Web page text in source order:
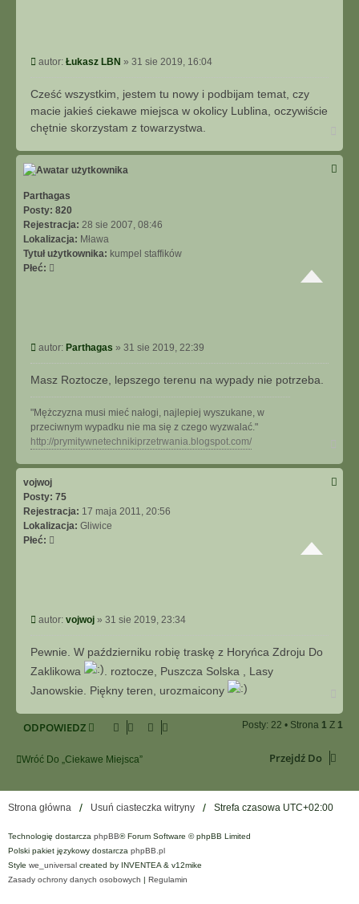
P
s
autor: Łukasz LBN » 31 sie 2019, 16:04
Cześć wszystkim, jestem tu nowy i podbijam temat, czy
macie jakieś ciekawe miejsca w okolicy Lublina, oczywiście
chętnie skorzystam z towarzystwa.
g
ó
Parthagas
Posty: 820
Rejestracja: 28 sie 2007, 08:46
Lokalizacja: Mława
Tytuł użytkownika: kumpel staffików
Płeć:
P
o
s
autor: Parthagas » 31 sie 2019, 22:39
Masz Roztocze, lepszego terenu na wypady nie potrzeba.
"Mężczyzna musi mieć nałogi, najlepiej wyszukane, w
przeciwnym wypadku nie ma się z czego wyzwalać."
http://prymitywnetechnikiprzetrwania.blogspot.com/
g
ó
vojwoj
Posty: 75
Rejestracja: 17 maja 2011, 20:56
Lokalizacja: Gliwice
Płeć:
P
s
autor: vojwoj » 31 sie 2019, 23:34
Pewnie. W październiku robię traskę z Horyńca Zdroju Do
Zaklikowa
. roztocze, Puszcza Solska , Lasy
Janowskie. Piękny teren, urozmaicony
g
ó
ODPOWIEDZ Posty: 22 • Strona 1 Z 1
Wróć Do „Ciekawe Miejsca” Przejdź Do
Strona główna Usuń ciasteczka witryny Strefa czasowa UTC+02:00
Technologię dostarcza phpBB® Forum Software © phpBB Limited
Polski pakiet językowy dostarcza phpBB.pl
Style we_universal created by INVENTEA & v12mike
Zasady ochrony danych osobowych | Regulamin